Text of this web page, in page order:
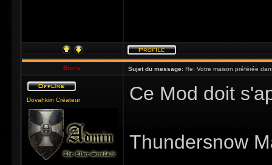
Bioris Sujet du message: Re: Votre maison préférée
Dovahkiin Créateur Ce Mod doit
Thundersnow